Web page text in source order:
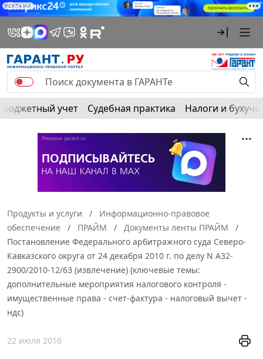
РЕКЛАМА
Бюджетный учет Судебная практика Налоги и
Продукты и услуги
Информационно-правовое
обеспечение
ПРАЙМ
Документы ленты ПРАЙМ
Постановление Федерального арбитражного суда Северо-
Кавказского округа от 24 декабря 2010 г. по делу N А32-
2900/2010-12/63 (извлечение) (ключевые темы:
дополнительные мероприятия налогового контроля -
имущественные права - счет-фактура - налоговый вычет -
ндс)
22 июля 2016